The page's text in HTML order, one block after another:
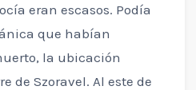
eran escasos. Podía
que habían
la ubicación
de Szoravel. Al este de